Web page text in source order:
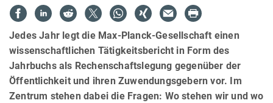
Jedes Jahr legt die Max-Planck-Gesellschaft einen
wissenschaftlichen Tätigkeitsbericht in Form des
Jahrbuchs als Rechenschaftslegung gegenüber der
Öffentlichkeit und ihren Zuwendungsgebern vor. Im
Zentrum stehen dabei die Fragen: Wo stehen wir und wo